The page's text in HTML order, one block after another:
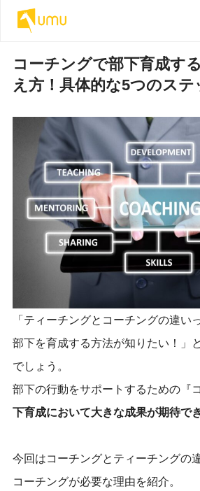
コーチングで部下育成す
え方！具体的な5つのステ
「ティーチングとコーチングの違い
部下を育成する方法が知りたい！」
でしょう。
部下の行動をサポートするための『
下育成において大きな成果が期待で
今回はコーチングとティーチングの
コーチングが必要な理由を紹介。